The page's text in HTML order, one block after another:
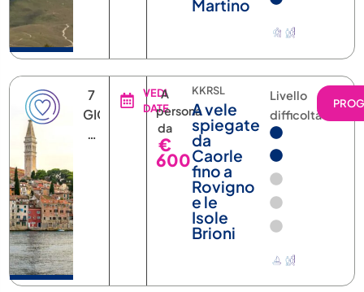
7
GIORNI
6
DATE
A
persona
da
€
600
A vele
spiegate
da
Caorle
fino a
Rovigno
e le
Isole
Brioni
Livello
difficoltà